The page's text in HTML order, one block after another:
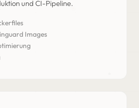
und CI-Pipeline.
Images